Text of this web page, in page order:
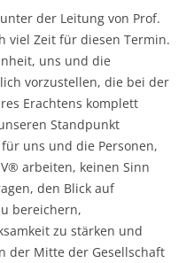
der Leitung von Prof.
viel Zeit für diesen Termin.
uns und die
vorzustellen, die bei der
Erachtens komplett
Standpunkt
uns und die Personen,
arbeiten, keinen Sinn
den Blick auf
bereichern,
zu stärken und
der Mitte der Gesellschaft